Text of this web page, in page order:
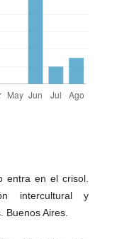
entra en el crisol.
intercultural y
Buenos Aires.